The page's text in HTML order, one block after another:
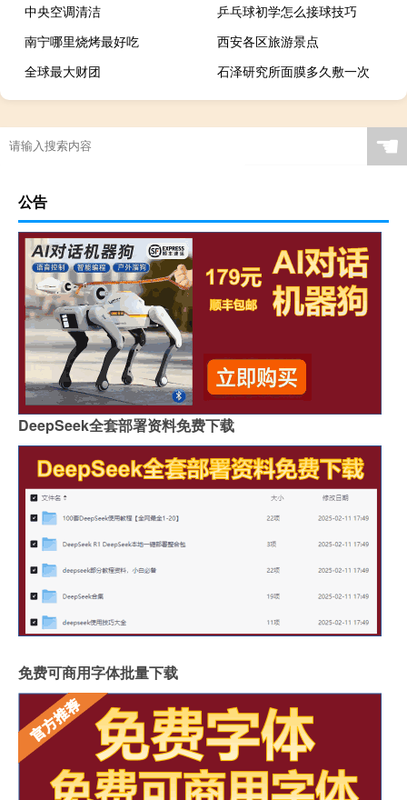
中央空调清洁
乒乓球初学怎么接球技巧
南宁哪里烧烤最好吃
西安各区旅游景点
全球最大财团
石泽研究所面膜多久敷一次
☚
公告
DeepSeek全套部署资料免费下载
免费可商用字体批量下载